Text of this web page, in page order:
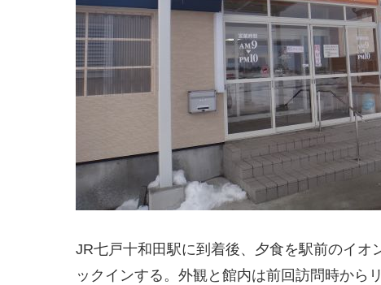
JR七戸十和田駅に到着後、夕食を駅前のイ
ックインする。外観と館内は前回訪問時から